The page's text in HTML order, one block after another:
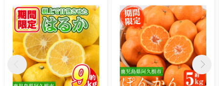
いとは，阿久根の方言で，中心の良いところを指すことばで，
「魅(み)どころ・美(み)どころ・味(み)どころ・見(み)どころ」を
意味します。